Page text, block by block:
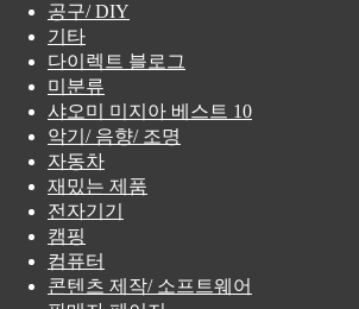
공구/ DIY
기타
다이렉트 블로그
미분류
샤오미 미지아 베스트 10
악기/ 음향/ 조명
자동차
재밌는 제품
전자기기
캠핑
컴퓨터
콘텐츠 제작/ 소프트웨어